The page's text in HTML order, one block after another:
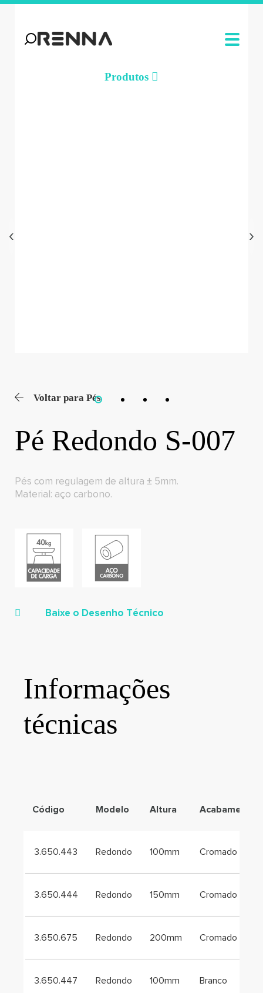
Produtos
Voltar para Pés
Pé Redondo S-007
Pés com regulagem de altura ± 5mm.
Material: aço carbono.
Baixe o Desenho Técnico
‹ ›
Informações
técnicas
Código Modelo Altura Acabamento
3.650.443 Redondo 100mm Cromado
3.650.444 Redondo 150mm Cromado
3.650.675 Redondo 200mm Cromado
3.650.447 Redondo 100mm Branco